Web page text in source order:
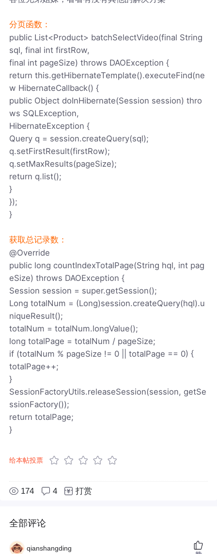
分页函数：
public List<Product> batchSelectVideo(final String
sql, final int firstRow,
final int pageSize) throws DAOException {
return this.getHibernateTemplate().executeFind(ne
w HibernateCallback() {
public Object doInHibernate(Session session) thro
ws SQLException,
HibernateException {
Query q = session.createQuery(sql);
q.setFirstResult(firstRow);
q.setMaxResults(pageSize);
return q.list();
}
});
}
获取总记录数：
@Override
public long countIndexTotalPage(String hql, int pag
eSize) throws DAOException {
Session session = super.getSession();
Long totalNum = (Long)session.createQuery(hql).u
niqueResult();
totalNum = totalNum.longValue();
long totalPage = totalNum / pageSize;
if (totalNum % pageSize != 0 || totalPage == 0) {
totalPage++;
}
SessionFactoryUtils.releaseSession(session, getSe
ssionFactory());
return totalPage;
}
给本帖投票
174 4 打赏
全部评论
qianshangding